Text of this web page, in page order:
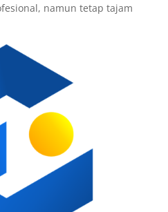
namun tetap tajam